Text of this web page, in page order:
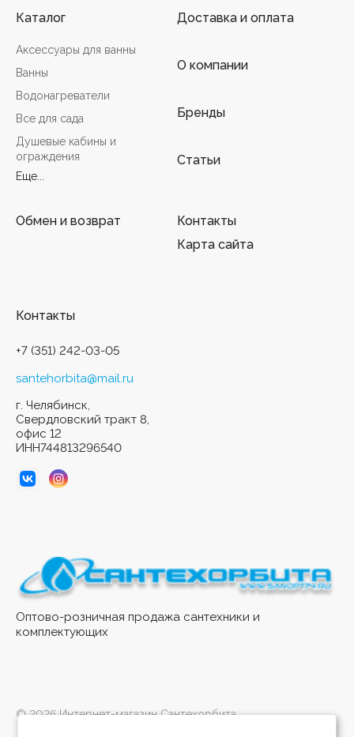
Оптово-розничная продажа сантехники и
комплектующих
Каталог
Аксессуары для ванны
Ванны
Водонагреватели
Все для сада
Душевые кабины и
ограждения
Еще...
Доставка и оплата
О компании
Бренды
Статьи
Обмен и возврат
Контакты
Карта сайта
Контакты
+7 (351) 242-03-05
santehorbita@mail.ru
г. Челябинск,
Свердловский тракт 8,
офис 12
ИНН744813296540
© 2026 Интернет-магазин Сантехорбита